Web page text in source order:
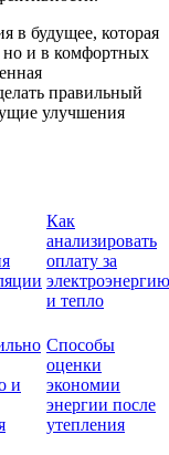
в будущее, которая
но и в комфортных
правильный
улучшения
Как
анализировать
оплату за
электроэнергию
и тепло
и
Способы
оценки
экономии
энергии после
утепления